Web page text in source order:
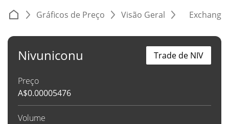
Gráficos de Preço Visão Geral
Nivuniconu
Preço
A$0.00005476
Volume
Trade de NIV